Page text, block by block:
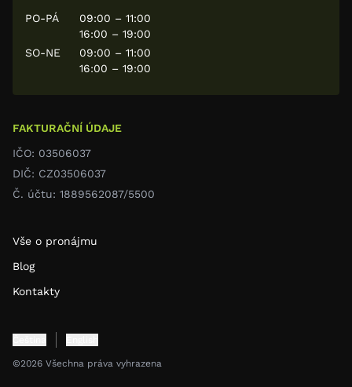
Vše o pronájmu
Blog
Kontakty
FAKTURAČNÍ ÚDAJE
IČO: 03506037
DIČ: CZ03506037
Č. účtu: 1889562087/5500
PO-PÁ
09:00 – 11:00
16:00 – 19:00
SO-NE
09:00 – 11:00
16:00 – 19:00
©2026 Všechna práva vyhrazena